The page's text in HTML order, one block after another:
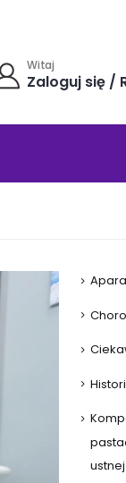
Witaj
Zaloguj się /
ustnej